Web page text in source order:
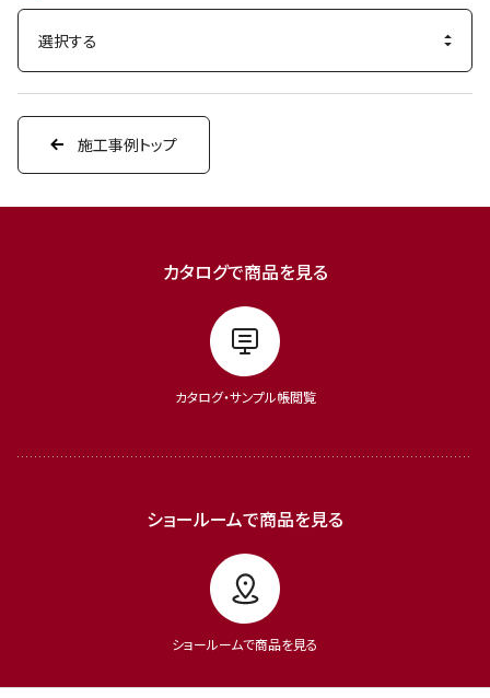
施工事例トップ
カタログで商品を見る
カタログ・サンプル帳閲覧
ショールームで商品を見る
ショールームで商品を見る